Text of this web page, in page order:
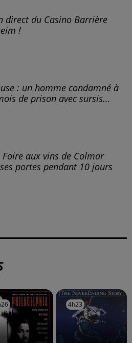
direct du Casino Barrière
!
: un homme condamné à
de prison avec sursis...
aux vins de Colmar
portes pendant 10 jours
4h23
4h23